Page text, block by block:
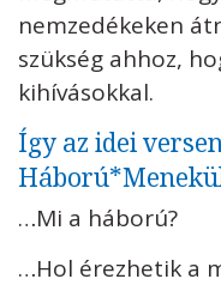
nemzedékeken
szükség ahhoz,
kihívásokkal.
Így az idei
…Mi a háború?
…Hol érezhetik a